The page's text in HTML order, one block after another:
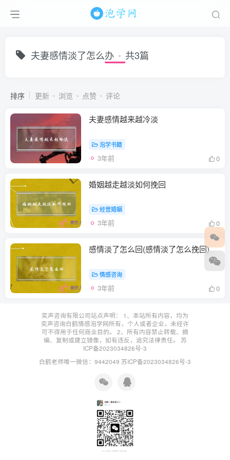
夫妻感情淡了怎么办 共3篇
排序 更新 浏览 点赞 评论
夫妻感情越来越冷淡
泡学书籍
3年前 0
婚姻越走越淡如何挽回
经营婚姻
3年前 0
感情淡了怎么回(感情淡了怎么挽回)
情感咨询
3年前 0
奕声咨询有限公司站点声明： 1、本站所有内容，均为
奕声咨询白鹤情感泡学网所有，个人或者企业，未经许
可不得用于任何商业目的。 2、所有内容禁止转载、摘
编、复制或建立镜像，如有违反，追究法律责任。 苏
ICP备2023034826号-3
白鹤老师唯一微信：9442049 苏ICP备2023034826号-3